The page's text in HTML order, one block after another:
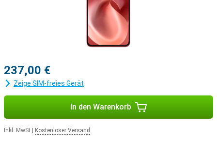
237,00 €
Zeige SIM-freies Gerät
In den Warenkorb
Inkl. MwSt Kostenloser Versand